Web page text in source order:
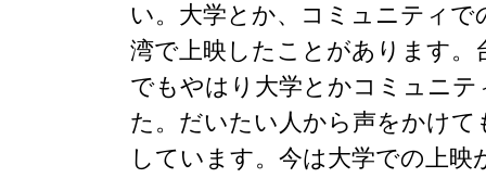
い。大学とか、コミュニティ
湾で上映したことがあります
でもやはり大学とかコミュニ
た。だいたい人から声をかけ
しています。今は大学での上映